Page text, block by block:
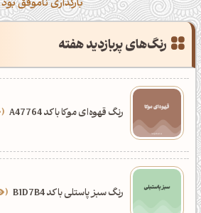
بارگذاری ناموفق بود
رنگ‌های پربازدید هفته
رنگ قهوه‌ای موکا با کد A47764
رنگ سبز پاستلی با کد B1D7B4